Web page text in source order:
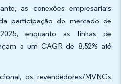
as conexões empresariais
participação do mercado de
enquanto as linhas de
a um CAGR de 8,52% até
os revendedores/MVNOs